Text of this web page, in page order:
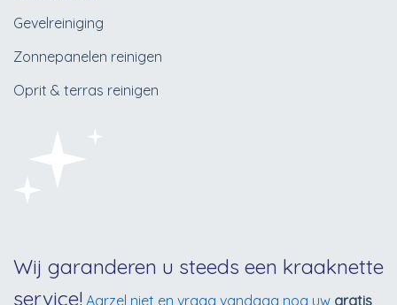
Gevelreiniging
Zonnepanelen reinigen
Oprit & terras reinigen
Wij garanderen u steeds een kraaknette
service! Aarzel niet en vraag vandaag nog uw gratis